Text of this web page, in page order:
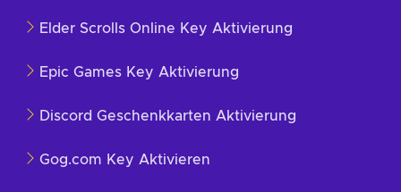
Elder Scrolls Online Key Aktivierung
Epic Games Key Aktivierung
Discord Geschenkkarten Aktivierung
Gog.com Key Aktivieren